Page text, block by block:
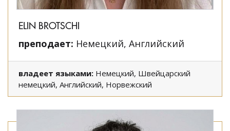
ELIN BROTSCHI
преподает: Немецкий, Английский
владеет языками: Немецкий, Швейцарский
немецкий, Английский, Норвежский